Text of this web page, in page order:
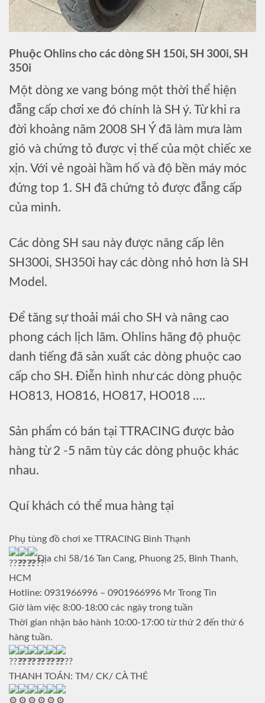
Phuộc Ohlins cho các dòng SH 150i, SH 300i, SH
350i
Một dòng xe vang bóng một thời thể hiện
đẵng cấp chơi xe đó chính là SH ý. Từ khi ra
đời khoảng năm 2008 SH Ý đã làm mưa làm
gió và chứng tỏ được vị thế của một chiếc xe
xịn. Với vẻ ngoài hầm hố và độ bền máy móc
đứng top 1. SH đã chứng tỏ được đẵng cấp
của mình.
Các dòng SH sau này được nâng cấp lên
SH300i, SH350i hay các dòng nhỏ hơn là SH
Model.
Để tăng sự thoải mái cho SH và nâng cao
phong cách lịch lãm. Ohlins hãng độ phuộc
danh tiếng đã sản xuất các dòng phuộc cao
cấp cho SH. Điễn hình như các dòng phuộc
HO813, HO816, HO817, HO018 ….
Sản phẩm có bán tại TTRACING được bảo
hàng từ 2 -5 năm tùy các dòng phuộc khác
nhau.
Quí khách có thể mua hàng tại
Phụ tùng đồ chơi xe TTRACING Bình Thạnh
Địa chỉ 58/16 Tan Cang, Phuong 25, Binh Thanh,
HCM
Hotline: 0931966996 – 0901966996 Mr Trong Tin
Giờ làm việc 8:00-18:00 các ngày trong tuần
Thời gian nhận bảo hành 10:00-17:00 từ thứ 2 đến thứ 6
hàng tuần.
THANH TOÁN: TM/ CK/ CÀ THẺ